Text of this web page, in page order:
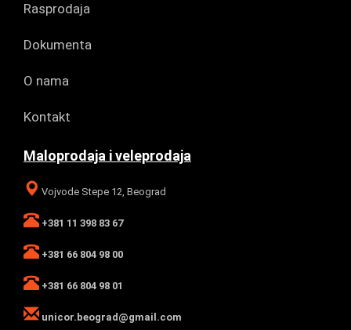
Rasprodaja
Dokumenta
O nama
Kontakt
Maloprodaja i veleprodaja
Vojvode Stepe 12, Beograd
+381 11 398 83 67
+381 66 804 98 00
+381 66 804 98 01
unicor.beograd@gmail.com